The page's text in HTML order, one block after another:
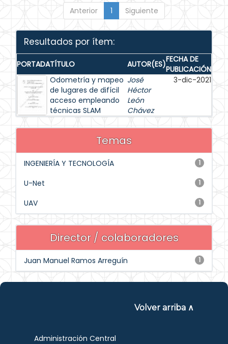
Anterior 1 Siguiente
Resultados por ítem:
PORTADATÍTULO AUTOR(ES)FECHA DE
PUBLICACIÓN
Odometría y mapeo
de lugares de difícil
acceso empleando
técnicas SLAM
José
Héctor
León
Chávez
3-dic-2021
Temas
1
INGENIERÍA Y TECNOLOGÍA
1
U-Net
1
UAV
Director / colaboradores
1
Juan Manuel Ramos Arreguín
Volver arriba ∧
Administración Central